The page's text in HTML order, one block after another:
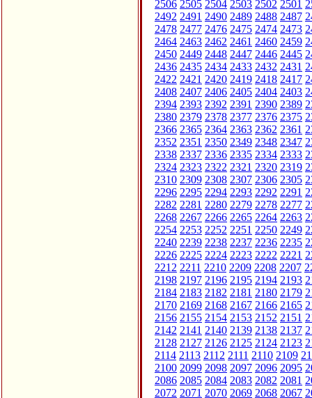
2506 2505 2504 2503 2502 2501
2492 2491 2490 2489 2488 2487
2478 2477 2476 2475 2474 2473
2464 2463 2462 2461 2460 2459
2450 2449 2448 2447 2446 2445
2436 2435 2434 2433 2432 2431
2422 2421 2420 2419 2418 2417
2408 2407 2406 2405 2404 2403
2394 2393 2392 2391 2390 2389
2380 2379 2378 2377 2376 2375
2366 2365 2364 2363 2362 2361
2352 2351 2350 2349 2348 2347
2338 2337 2336 2335 2334 2333
2324 2323 2322 2321 2320 2319
2310 2309 2308 2307 2306 2305
2296 2295 2294 2293 2292 2291
2282 2281 2280 2279 2278 2277
2268 2267 2266 2265 2264 2263
2254 2253 2252 2251 2250 2249
2240 2239 2238 2237 2236 2235
2226 2225 2224 2223 2222 2221
2212 2211 2210 2209 2208 2207
2198 2197 2196 2195 2194 2193
2184 2183 2182 2181 2180 2179
2170 2169 2168 2167 2166 2165
2156 2155 2154 2153 2152 2151
2142 2141 2140 2139 2138 2137
2128 2127 2126 2125 2124 2123
2114 2113 2112 2111 2110 2109
2100 2099 2098 2097 2096 2095
2086 2085 2084 2083 2082 2081
2072 2071 2070 2069 2068 2067